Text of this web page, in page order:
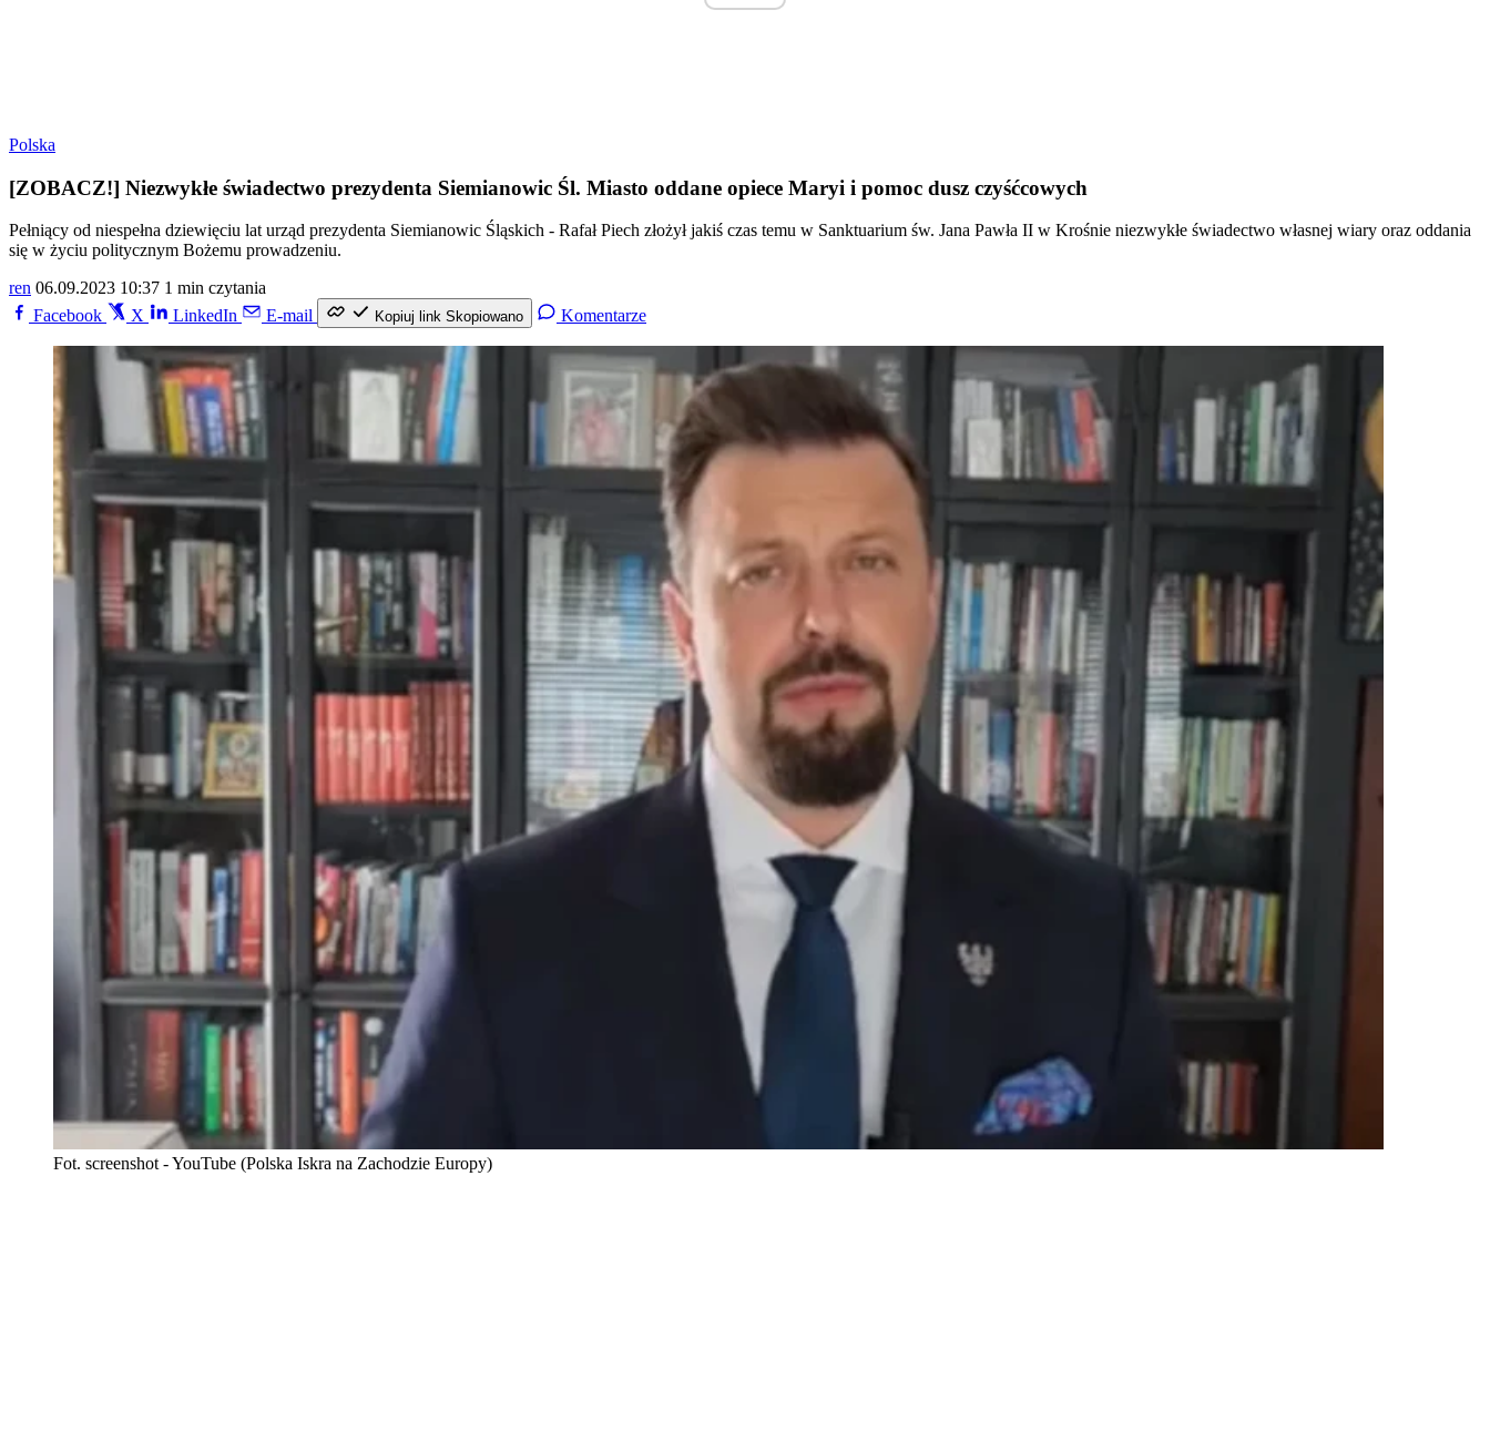
Polska
[ZOBACZ!] Niezwykłe świadectwo prezydenta Siemianowic Śl. Miasto oddane opiece Maryi i pomoc dusz czyśćcowych
Pełniący od niespełna dziewięciu lat urząd prezydenta Siemianowic Śląskich - Rafał Piech złożył jakiś czas temu w Sanktuarium św. Jana Pawła II w Krośnie niezwykłe świadectwo własnej wiary oraz oddania
się w życiu politycznym Bożemu prowadzeniu.
ren 06.09.2023 10:37 1 min czytania
Facebook
X LinkedIn E-mail Kopiuj link Skopiowano Komentarze
Fot. screenshot - YouTube (Polska Iskra na Zachodzie Europy)